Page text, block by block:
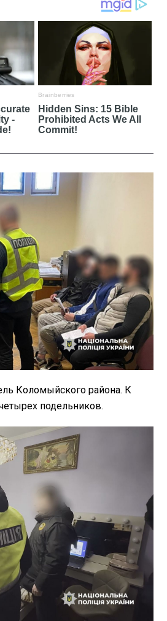
Коломыйского района. К
подельников.